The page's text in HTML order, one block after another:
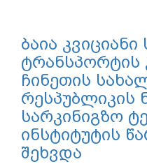
ბაია
ტრანსპორტის
ჩინეთის
რესპუბლიკის
სარკინიგზო
ინსტიტუტის
შეხვდა